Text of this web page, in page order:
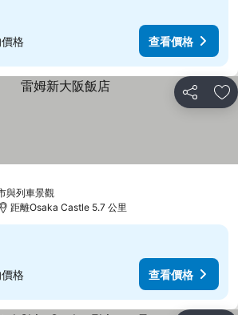
格 查看價格
分享 加
與列車景觀查看價格
距離Osaka Castle 5.7 公里
格 查看價格